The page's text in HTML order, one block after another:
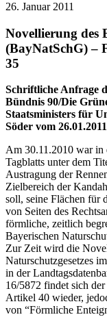
26. Januar 2011
Novellierung des
(BayNatSchG) –
35
Schriftliche Anfrage
Bündnis 90/Die
Staatsministers für
Söder vom
Am 30.11.2010 war in
Tagblatts unter dem
Austragung der
Zielbereich der
soll, seine Flächen für
von Seiten des
förmliche, zeitlich
Bayerischen
Zur Zeit wird die
Naturschutzgesetzes
in der
16/5872 findet sich
Artikel 40 wieder,
von “Förmliche